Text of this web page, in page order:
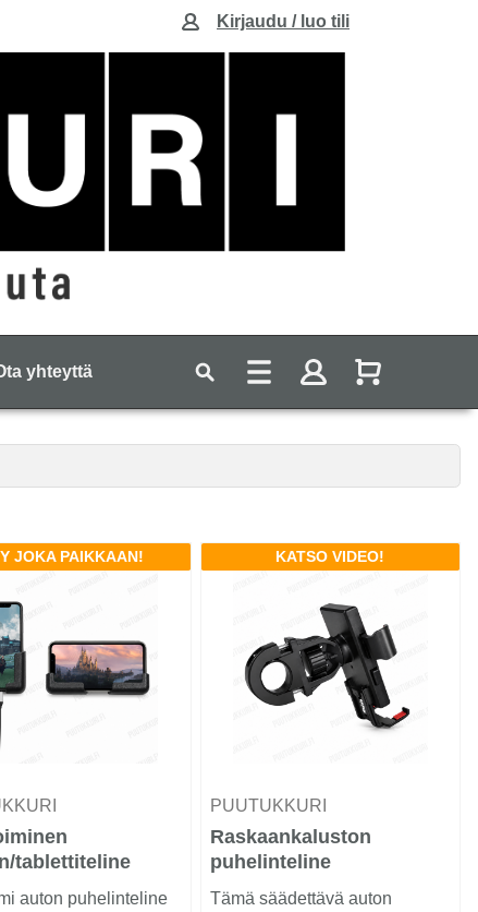
Kirjaudu / luo tili
yhteyttä
JOKA PAIKKAAN!
tablettiteline
auton puhelinteline
KATSO VIDEO!
PUUTUKKURI
Raskaankaluston
puhelinteline
Tämä säädettävä auton